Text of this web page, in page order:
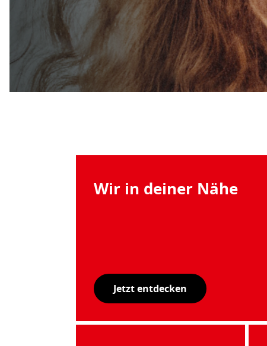
Wir in deiner Nähe
Jetzt entdecken